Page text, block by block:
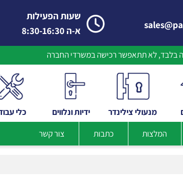
שעות הפעילות
א-ה 8:30-16:30
לא תתאפשר רכישה במשרדי החברה
מנעולי צילינדר ידיותונלווים כליעבודה
המלצות כתבות צור קשר